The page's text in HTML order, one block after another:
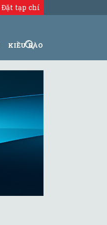
Đặt tạp chí
KIỀU BÀO